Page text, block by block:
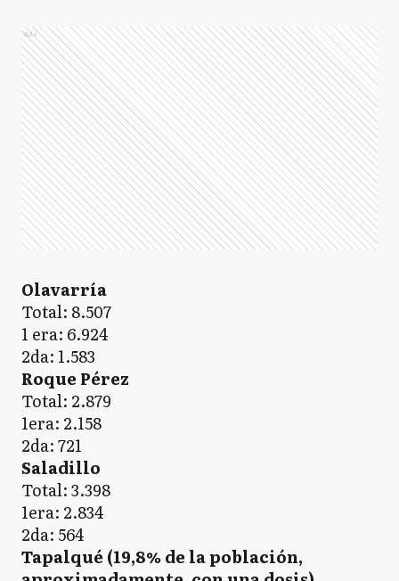
Ads
Olavarría
Total: 8.507
1 era: 6.924
2da: 1.583
Roque Pérez
Total: 2.879
1era: 2.158
2da: 721
Saladillo
Total: 3.398
1era: 2.834
2da: 564
Tapalqué (19,8% de la población,